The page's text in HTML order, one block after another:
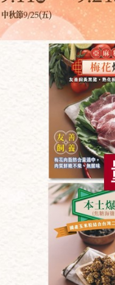
倉豐企業有限公司
超級克非爾(倉豐
10公克(1公克/包 × 10入)
惜食 RPET